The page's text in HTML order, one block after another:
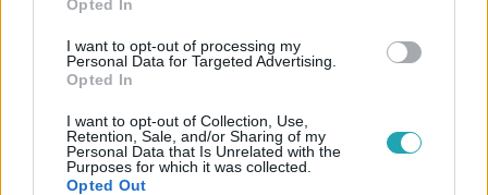
Opted In
I want to opt-out of processing my
Personal Data for Targeted Advertising.
Opted In
I want to opt-out of Collection, Use,
Retention, Sale, and/or Sharing of my
Personal Data that Is Unrelated with the
Purposes for which it was collected.
Opted Out
HÍRADÓ #VIDEÓ #ADÁSRÉSZLETEK KÜLFÖLD
AMERIKAI ELNÖKVÁLASZTÁS 2024
TIM WALZ #DEMOKRATA PÁRT #